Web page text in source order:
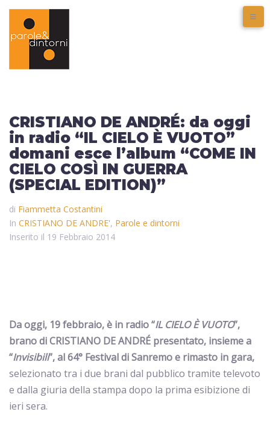
CRISTIANO DE ANDRÉ: da oggi
in radio “IL CIELO È VUOTO”
domani esce l’album “COME IN
CIELO COSÌ IN GUERRA
(SPECIAL EDITION)”
di Fiammetta Costantini
In CRISTIANO DE ANDRE', Parole e dintorni
Inserito il 19 Febbraio 2014
Da oggi, 19 febbraio, è in radio “IL CIELO È VUOTO”,
brano di CRISTIANO DE ANDRÉ presentato, insieme a
“Invisibili”, al 64° Festival di Sanremo e rimasto in gara,
selezionato tra i due brani dal pubblico tramite televoto
e dalla giuria della stampa dopo la prima esibizione di
ieri sera.